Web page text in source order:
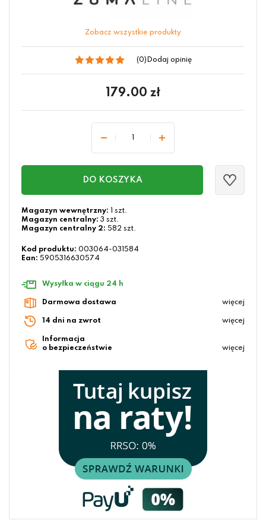
Zobacz wszystkie produkty
(0) Dodaj opinię
179.00 zł
DO KOSZYKA
Magazyn wewnętrzny: 1 szt.
Magazyn centralny: 3 szt.
Magazyn centralny 2: 582 szt.
Kod produktu: 003064-031584
Ean: 5905316630574
Wysyłka w ciągu 24 h
Darmowa dostawa więcej
14 dni na zwrot więcej
Informacja
o bezpieczeństwie
więcej